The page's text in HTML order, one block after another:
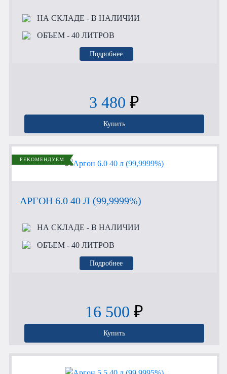
НА СКЛАДЕ - В НАЛИЧИИ
ОБЪЕМ- 40 ЛИТРОВ
Подробнее
3 480 ₽
Купить
РЕКОМЕНДУЕМ
АРГОН 6.0 40 Л (99,9999%)
НА СКЛАДЕ - В НАЛИЧИИ
ОБЪЕМ- 40 ЛИТРОВ
Подробнее
16 500 ₽
Купить